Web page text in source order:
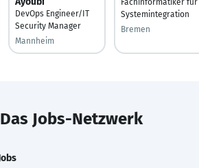
DevOps Engineer/IT
Security Manager
Mannheim
Systemintegration
Bremen
Jobs-Netzwerk